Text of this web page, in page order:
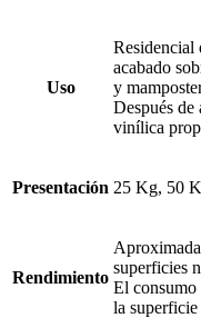
Uso
Residencial
acabado
y
Después
vinílica
Presentación 25 Kg, 50
Rendimiento
superficies
El consumo
la superficie